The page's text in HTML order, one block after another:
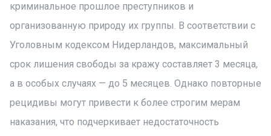
криминальное прошлое преступников и
организованную природу их группы. В соответствии с
Уголовным кодексом Нидерландов, максимальный
срок лишения свободы за кражу составляет 3 месяца,
а в особых случаях — до 5 месяцев. Однако повторные
рецидивы могут привести к более строгим мерам
наказания, что подчеркивает недостаточность